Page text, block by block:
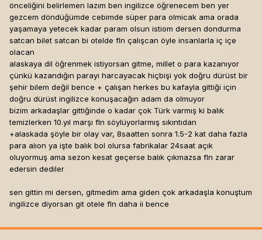
önceliğini belirlemen lazım ben ingilizce öğrenecem ben yer
gezcem döndüğümde cebimde süper para olmicak ama orada
yaşamaya yetecek kadar param olsun istiom dersen dondurma
satcan bilet satcan bi otelde fln çalışcan öyle insanlarla iç içe
olacan
alaskaya dil öğrenmek istiyorsan gitme, millet o para kazanıyor
çünkü kazandığın parayı harcayacak hiçbişi yok doğru dürüst bir
şehir bilem değil bence + çalışan herkes bu kafayla gittiği için
doğru dürüst ingilizce konuşacağın adam da olmuyor
bizim arkadaşlar gittiğinde o kadar çok Türk varmış ki balık
temizlerken 10.yıl marşı fln söylüyorlarmış sıkıntıdan
+alaskada şöyle bir olay var, 8saatten sonra 1.5-2 kat daha fazla
para alıon ya işte balık bol olursa fabrikalar 24saat açık
oluyormuş ama sezon kesat geçerse balık çıkmazsa fln zarar
edersin dediler
sen gittin mi dersen, gitmedim ama giden çok arkadaşla konuştum
ingilizce diyorsan git otele fln daha ii bence